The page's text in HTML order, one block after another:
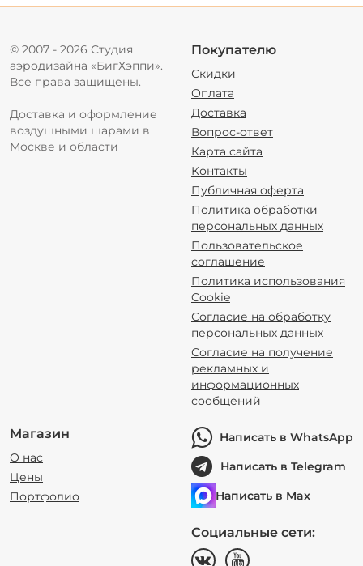
© 2007 - 2026 Студия
аэродизайна «БигХэппи».
Все права защищены.
Доставка и оформление
воздушными шарами в
Москве и области
Покупателю
Скидки
Оплата
Доставка
Вопрос-ответ
Карта сайта
Контакты
Публичная оферта
Политика обработки
персональных данных
Пользовательское
соглашение
Политика использования
Cookie
Согласие на обработку
персональных данных
Согласие на получение
рекламных и
информационных
сообщений
Магазин
О нас
Цены
Портфолио
Написать в WhatsApp
Написать в Telegram
Написать в Max
Социальные сети: